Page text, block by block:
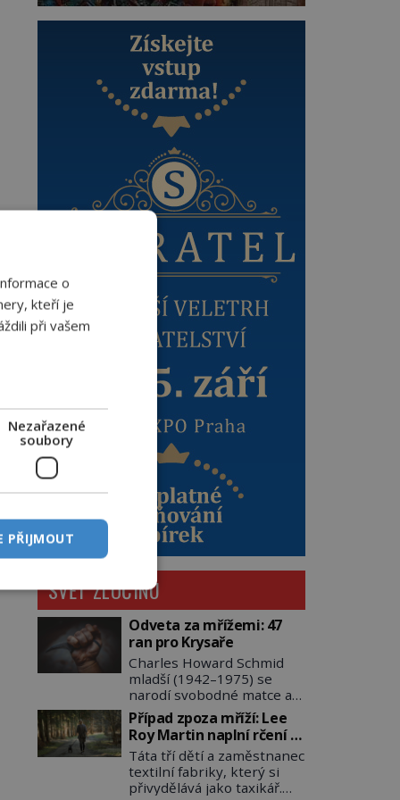
SVĚT ZLOČINU
Odveta za mřížemi: 47
ran pro Krysaře
Charles Howard Schmid
mladší (1942–1975) se
narodí svobodné matce a
adoptují ho provozovatelé
pečovatelského domu
Charles a Katharine
Schmidovi. Synek jim
mnoho radosti nepřinese.
Mezi přáteli v arizonském
Případ zpoza mříží: Lee
Roy Martin naplní rčení o
volání do lesa
Táta tří dětí a zaměstnanec
textilní fabriky, který si
přivydělává jako taxikář.
o
kteří je
při vašem
Nezařazené
soubory
PŘIJMOUT